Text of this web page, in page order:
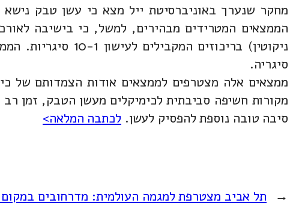
מחקר שנערך באוניברסיטת ייל מצא כי עשן טבק
הממצאים המטרידים מבהירים, למשל, כי בישיבה
ניקוטין)
סיגריה.
ממצאים אלה מצטרפים לממצאים אודות הצמדותם של
מקורות חשיפה סביבתית לכימיקלים מעשן הטבק, זמן
סיבה טובה נוספת להפסיק לעשן. לכתבה המלאה>
← תל אביב מצטרפת למגמה העולמית: מדרחובים